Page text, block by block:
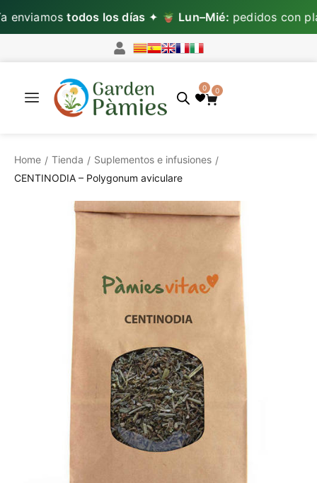
todos los días✦ Lun–Mié:pedidos con
0 0
Home / Tienda / Suplementos e infusiones /
CENTINODIA – Polygonum aviculare